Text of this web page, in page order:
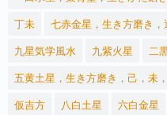
丁未
七赤金星，生き方磨き，
九星気学風水
九紫火星 二
五黄土星，生き方磨き，己，未，
仮吉方
八白土星 六白金星